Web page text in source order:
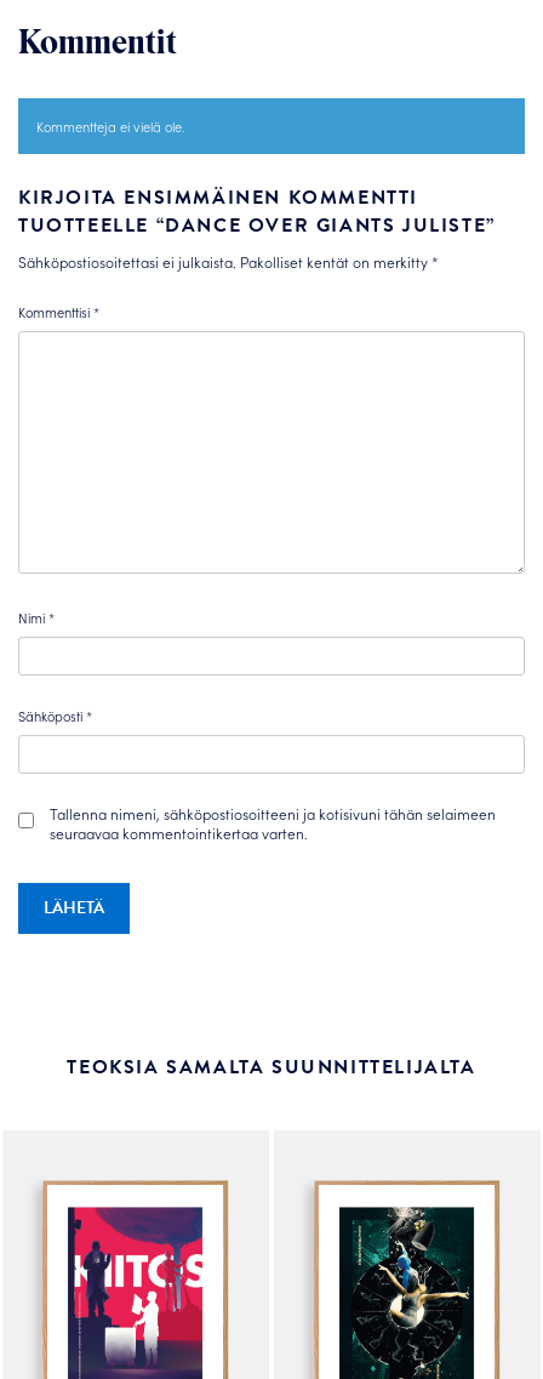
Kommentit
Kommentteja ei vielä ole.
KIRJOITA ENSIMMÄINEN KOMMENTTI
TUOTTEELLE “DANCE OVER GIANTS JULISTE”
Sähköpostiosoitettasi ei julkaista. Pakolliset kentät on merkitty*
Kommenttisi*
Nimi*
Sähköposti*
Tallenna nimeni, sähköpostiosoitteeni ja kotisivuni tähän selaimeen
seuraavaa kommentointikertaa varten.
TEOKSIA SAMALTA SUUNNITTELIJALTA